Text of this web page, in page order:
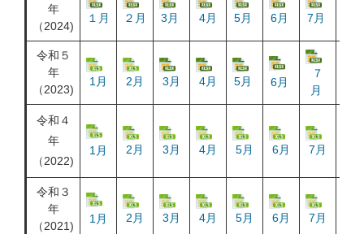
年
（2024)
１月 ２月 3月 4月 5月 6月 7月
令和５
年
（2023)
1月 2月 3月 4月 5月 6月
７
月
令和４
年
（2022)
1月 2月 3月 4月 5月 6月 7月
令和３
年
（2021)
1月 2月 3月 4月 5月 6月 7月